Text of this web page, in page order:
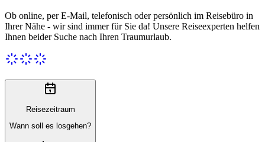
Ob online, per E-Mail, telefonisch oder persönlich im Reisebüro in
Ihrer Nähe - wir sind immer für Sie da! Unsere Reiseexperten helfen
Ihnen beider Suche nach Ihren Traumurlaub.
Reisezeitraum
Wann soll es losgehen?